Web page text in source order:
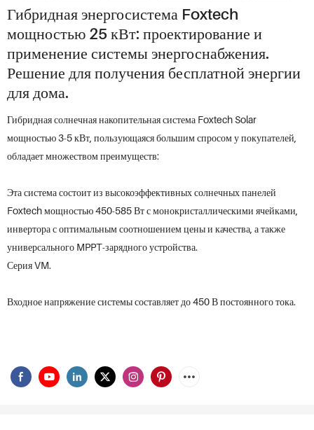
Гибридная энергосистема Foxtech
мощностью 25 кВт: проектирование и
применение системы энергоснабжения.
Решение для получения бесплатной энергии
для дома.
Гибридная солнечная накопительная система Foxtech Solar
мощностью 3-5 кВт, пользующаяся большим спросом у покупателей,
обладает множеством преимуществ:
Эта система состоит из высокоэффективных солнечных панелей
Foxtech мощностью 450-585 Вт с монокристаллическими ячейками,
инвертора с оптимальным соотношением цены и качества, а также
универсального MPPT-зарядного устройства.
Серия VM.
Входное напряжение системы составляет до 450 В постоянного тока.